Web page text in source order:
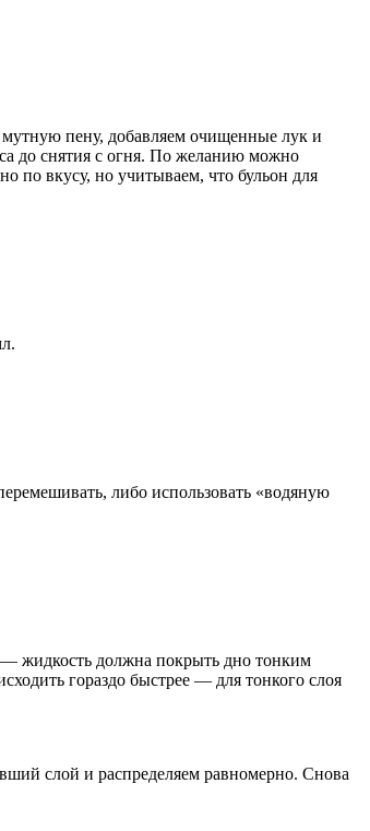
пену, добавляем очищенные лук и
до снятия с огня. По желанию можно
по вкусу, но учитываем, что бульон для
либо использовать «водяную
— жидкость должна покрыть дно тонким
гораздо быстрее — для тонкого слоя
слой и распределяем равномерно. Снова